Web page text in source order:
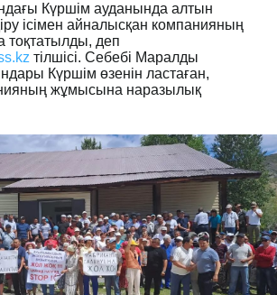
Күршім ауданында алтын
ісімен айналысқан компанияның
деп
тілшісі. Себебі Маралды
Күршім өзенін ластаған,
жұмысына наразылық